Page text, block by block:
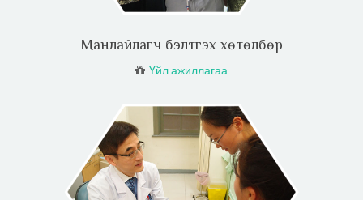
Манлайлагч бэлтгэх хөтөлбөр
Үйл ажиллагаа